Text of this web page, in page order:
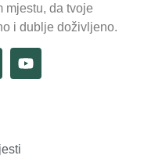
mjestu, da tvoje
i dublje doživljeno.